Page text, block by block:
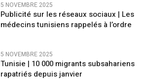
5 NOVEMBRE 2025
Publicité sur les réseaux sociaux | Les
médecins tunisiens rappelés à l’ordre
5 NOVEMBRE 2025
Tunisie | 10 000 migrants subsahariens
rapatriés depuis janvier